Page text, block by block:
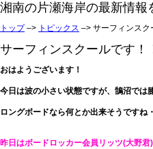
湘南の片瀬海岸の最新情報
トップ–> トピックス –> サーフィンスク
サーフィンスクールです！
おはようございます！
今日は波の小さい状態ですが、鵠沼では
ロングボードなら何とか出来そうですね
昨日はボードロッカー会員リッツ(大野